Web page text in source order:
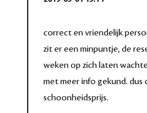
correct en vriendelijk
zit er een minpuntje, de
weken op zich laten
met meer info gekund.
schoonheidsprijs.